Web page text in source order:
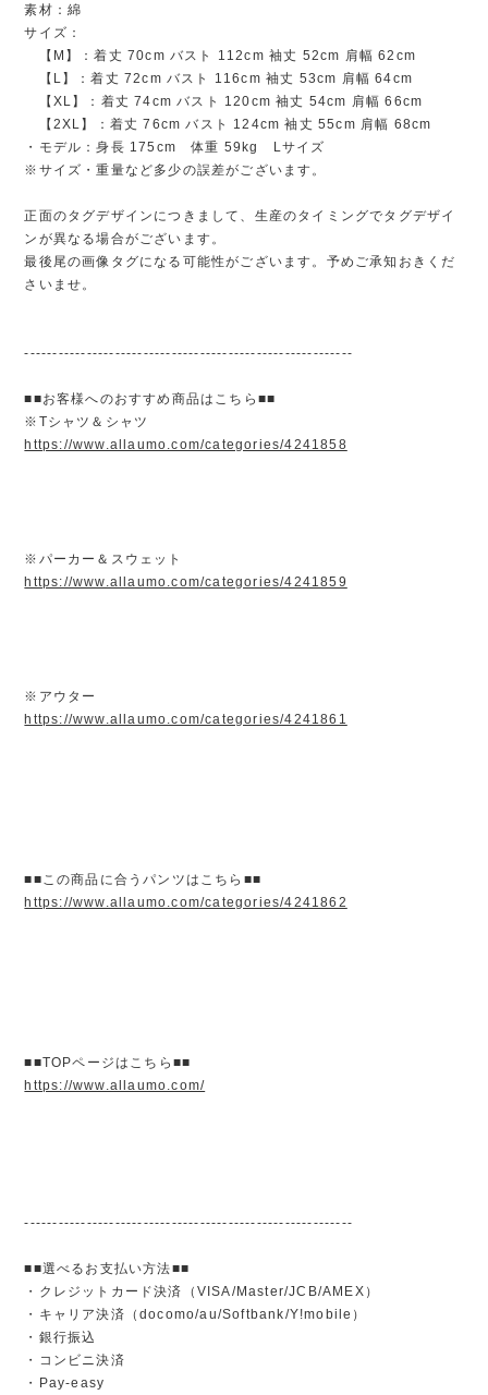
素材：綿
サイズ：
【M】：着丈 70cm バスト 112cm 袖丈 52cm 肩幅 62cm
【L】：着丈 72cm バスト 116cm 袖丈 53cm 肩幅 64cm
【XL】：着丈 74cm バスト 120cm 袖丈 54cm 肩幅 66cm
【2XL】：着丈 76cm バスト 124cm 袖丈 55cm 肩幅 68cm
・モデル：身長 175cm 体重 59kg Lサイズ
※サイズ・重量など多少の誤差がございます。
正面のタグデザインにつきまして、生産のタイミングでタグデザイ
ンが異なる場合がございます。
最後尾の画像タグになる可能性がございます。予めご承知おきくだ
さいませ。
----------------------------------------------------------
■■お客様へのおすすめ商品はこちら■■
※Tシャツ＆シャツ
https://www.allaumo.com/categories/4241858
※パーカー＆スウェット
https://www.allaumo.com/categories/4241859
※アウター
https://www.allaumo.com/categories/4241861
■■この商品に合うパンツはこちら■■
https://www.allaumo.com/categories/4241862
■■TOPページはこちら■■
https://www.allaumo.com/
----------------------------------------------------------
■■選べるお支払い方法■■
・クレジットカード決済（VISA/Master/JCB/AMEX）
・キャリア決済（docomo/au/Softbank/Y!mobile）
・銀行振込
・コンビニ決済
・Pay-easy